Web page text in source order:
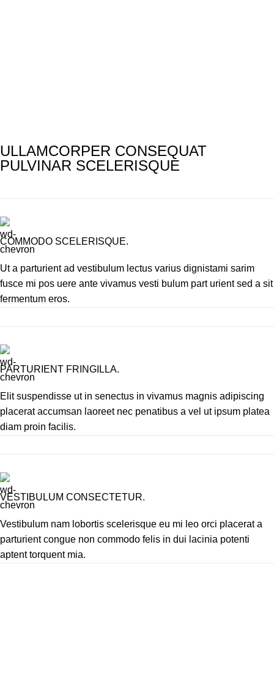
ULLAMCORPER CONSEQUAT
PULVINAR SCELERISQUE
COMMODO SCELERISQUE.
Ut a parturient ad vestibulum lectus varius dignistami sarim
fusce mi pos uere ante vivamus vesti bulum part urient sed a sit
fermentum eros.
PARTURIENT FRINGILLA.
Elit suspendisse ut in senectus in vivamus magnis adipiscing
placerat accumsan laoreet nec penatibus a vel ut ipsum platea
diam proin facilis.
VESTIBULUM CONSECTETUR.
Vestibulum nam lobortis scelerisque eu mi leo orci placerat a
parturient congue non commodo felis in dui lacinia potenti
aptent torquent mia.